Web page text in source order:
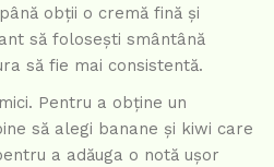
obții o cremă fină și
să folosești smântână
să fie mai consistentă.
Pentru a obține un
să alegi banane și kiwi care
a adăuga o notă ușor